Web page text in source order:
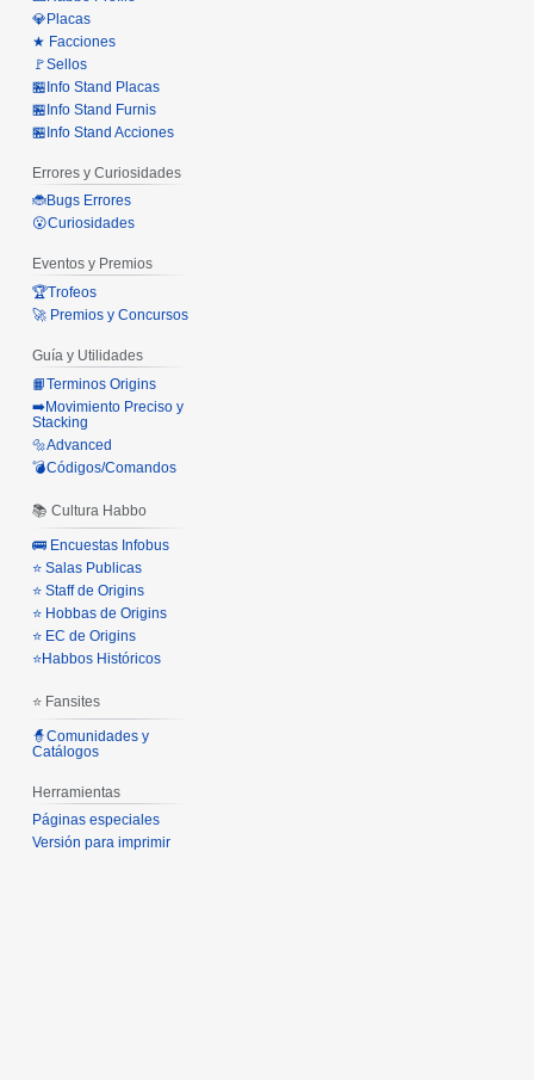
💎Placas
★ Facciones
🚩Sellos
🏪Info Stand Placas
🏪Info Stand Furnis
🏪Info Stand Acciones
Errores y Curiosidades
🐞Bugs Errores
😮Curiosidades
Eventos y Premios
🏆Trofeos
🚀 Premios y Concursos
Guía y Utilidades
📙Terminos Origins
➡️Movimiento Preciso y
Stacking
🔩Advanced
💣Códigos/Comandos
📚 Cultura Habbo
🚌 Encuestas Infobus
⭐ Salas Publicas
⭐ Staff de Origins
⭐ Hobbas de Origins
⭐ EC de Origins
⭐Habbos Históricos
⭐ Fansites
🧙Comunidades y
Catálogos
Herramientas
Páginas especiales
Versión para imprimir